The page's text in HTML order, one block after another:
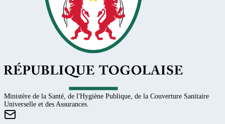
Ministère de la Santé, de l'Hygiène Publique, de la Couverture Sanitaire
Universelle et des Assurances.